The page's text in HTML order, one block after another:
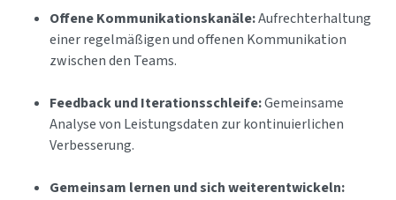
Offene Kommunikationskanäle:Aufrechterhaltung
einer regelmäßigen und offenen Kommunikation
zwischen den Teams.
Feedback und Iterationsschleife:Gemeinsame
Analyse von Leistungsdaten zur kontinuierlichen
Verbesserung.
Gemeinsam lernen und sich weiterentwickeln: